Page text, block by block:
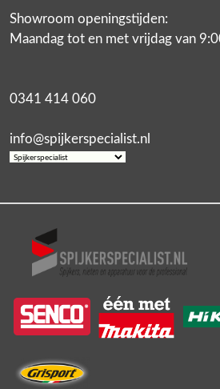
Showroom openingstijden:
Maandag tot en met vrijdag van
0341 414 060
info@spijkerspecialist.nl